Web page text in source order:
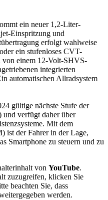
ein neuer 1,2-Liter-
Einspritzung und
erfolgt wahlweise
ein stufenloses CVT-
einem 12-Volt-SHVS-
integrierten
automatischen Allradsystem
gültige nächste Stufe der
und verfügt daher über
Mit dem
ist der Fahrer in der Lage,
Smartphone zu steuern und zu
von YouTube.
zuzugreifen, klicken Sie
beachten Sie, dass
werden.